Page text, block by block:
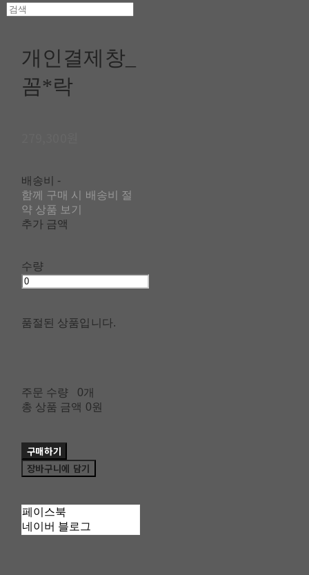
개인결제창_
꼼*락
배송비 -
함께 구매 시 배송비 절
약 상품 보기
추가 금액
수량
품절된 상품입니다.
주문 수량
0개
총 상품 금액 0원
구매하기
장바구니에 담기
페이스북
네이버 블로그